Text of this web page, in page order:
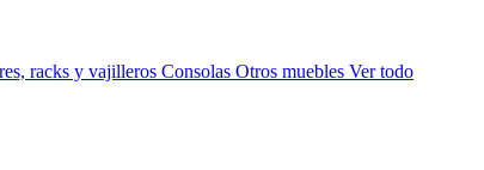
racks y vajilleros Consolas Otros muebles Ver todo